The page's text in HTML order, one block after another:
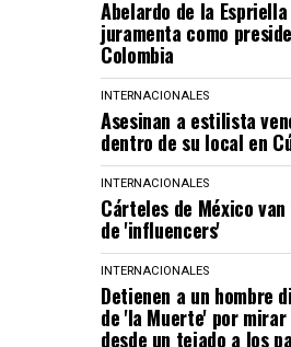
Abelardo de la
juramenta como
Colombia
INTERNACIONALES
Asesinan a estilista
dentro de su local en
INTERNACIONALES
Cárteles de México
de 'influencers'
INTERNACIONALES
Detienen a un hombre
de 'la Muerte' por
desde un tejado a los